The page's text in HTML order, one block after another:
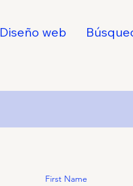
Diseño web
First Name